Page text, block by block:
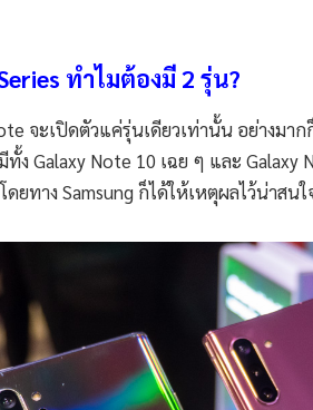
ทำไมต้องมี 2 รุ่น?
จะเปิดตัวแค่รุ่นเดียวเท่านั้น อย่างมา
ง Galaxy Note 10 เฉย ๆ และ Galaxy
ยทาง Samsung ก็ได้ให้เหตุผลไว้น่าสน